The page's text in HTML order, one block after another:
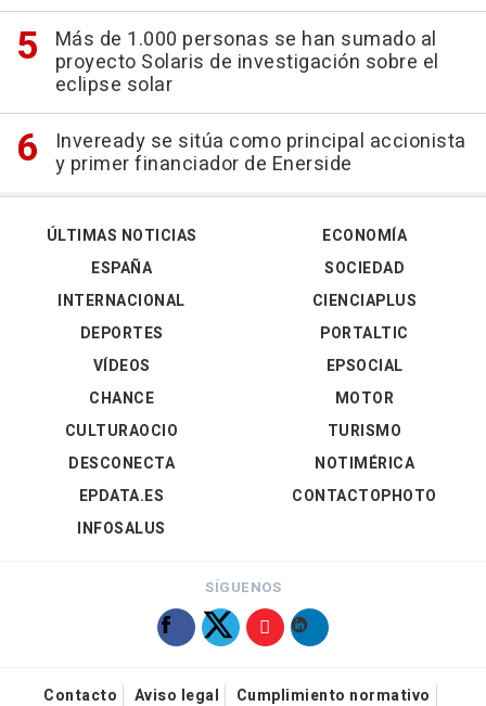
Más de 1.000 personas se han sumado al
proyecto Solaris de investigación sobre el
eclipse solar
Inveready se sitúa como principal accionista
y primer financiador de Enerside
ÚLTIMAS NOTICIAS
ESPAÑA
INTERNACIONAL
DEPORTES
VÍDEOS
ECONOMÍA
SOCIEDAD
CIENCIAPLUS
PORTALTIC
EPSOCIAL
CHANCE
CULTURAOCIO
DESCONECTA
EPDATA.ES
INFOSALUS
MOTOR
TURISMO
NOTIMÉRICA
CONTACTOPHOTO
SÍGUENOS
Contacto Aviso legal Cumplimiento normativo